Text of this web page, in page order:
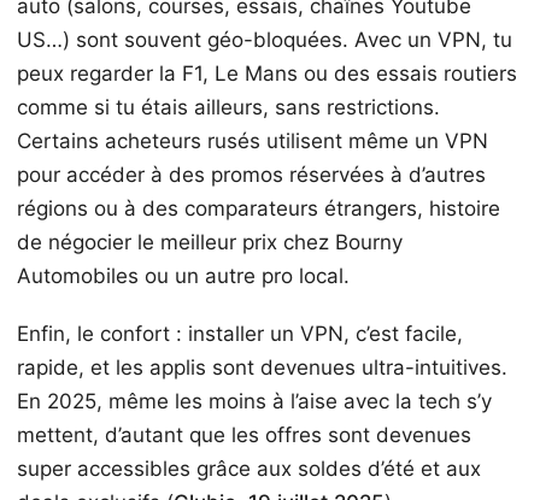
auto (salons, courses, essais, chaînes Youtube
US…) sont souvent géo-bloquées. Avec un VPN, tu
peux regarder la F1, Le Mans ou des essais routiers
comme si tu étais ailleurs, sans restrictions.
Certains acheteurs rusés utilisent même un VPN
pour accéder à des promos réservées à d’autres
régions ou à des comparateurs étrangers, histoire
de négocier le meilleur prix chez Bourny
Automobiles ou un autre pro local.
Enfin, le confort : installer un VPN, c’est facile,
rapide, et les applis sont devenues ultra-intuitives.
En 2025, même les moins à l’aise avec la tech s’y
mettent, d’autant que les offres sont devenues
super accessibles grâce aux soldes d’été et aux